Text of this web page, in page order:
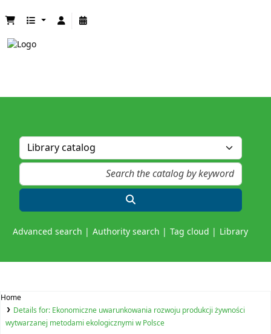
Advanced search Authority search Tag cloud Library
Home
Details for: Ekonomiczne uwarunkowania rozwoju produkcji żywności
wytwarzanej metodami ekologicznymi w Polsce